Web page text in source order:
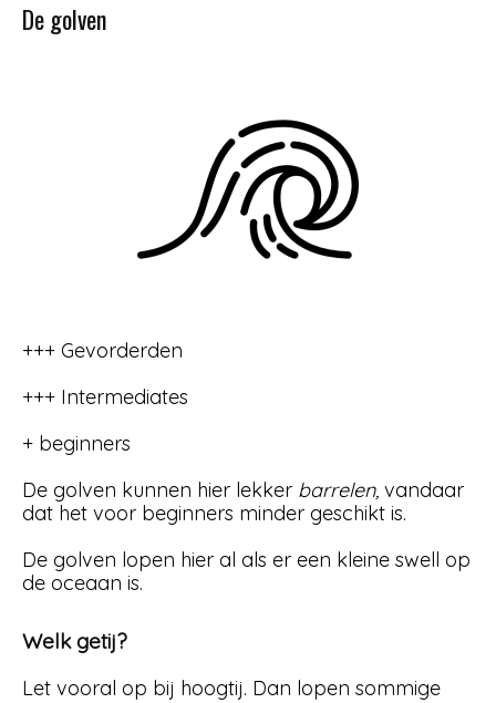
De golven
+++ Gevorderden
+++ Intermediates
+ beginners
De golven kunnen hier lekker barrelen, vandaar
dat het voor beginners minder geschikt is.
De golven lopen hier al als er een kleine swell op
de oceaan is.
Welk getij?
Let vooral op bij hoogtij. Dan lopen sommige